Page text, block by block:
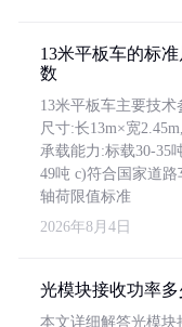
13米平板车的标
数
13米平板车主要技
尺寸:长13m×宽
承载能力:标载30-35
49吨 c)符合国家道路
轴荷限值标准
2026年8月4日
光模块接收功率多
本文详细解答光模